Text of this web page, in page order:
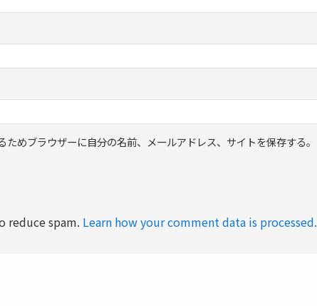
ためブラウザーに自分の名前、メールアドレス、サイトを保存する。
reduce spam. Learn how your comment data is processed.